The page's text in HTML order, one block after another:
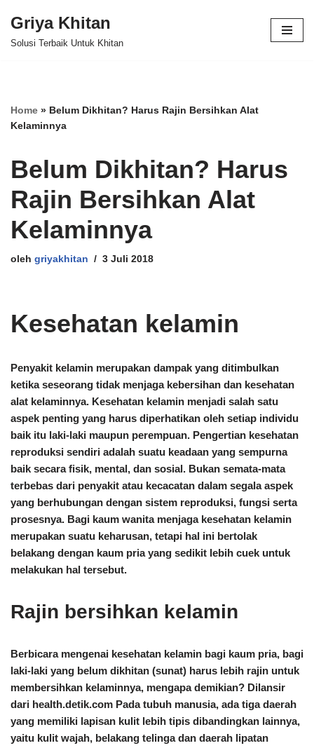
Lompat
Griya Khitan
Solusi Terbaik Untuk Khitan
Home » Belum Dikhitan? Harus Rajin Bersihkan Alat
Kelaminnya
Belum Dikhitan? Harus
Rajin Bersihkan Alat
Kelaminnya
oleh griyakhitan 3 Juli 2018
Kesehatan kelamin
Penyakit kelamin merupakan dampak yang ditimbulkan
ketika seseorang tidak menjaga kebersihan dan kesehatan
alat kelaminnya. Kesehatan kelamin menjadi salah satu
aspek penting yang harus diperhatikan oleh setiap individu
baik itu laki-laki maupun perempuan. Pengertian kesehatan
reproduksi sendiri adalah suatu keadaan yang sempurna
baik secara fisik, mental, dan sosial. Bukan semata-mata
terbebas dari penyakit atau kecacatan dalam segala aspek
yang berhubungan dengan sistem reproduksi, fungsi serta
prosesnya. Bagi kaum wanita menjaga kesehatan kelamin
merupakan suatu keharusan, tetapi hal ini bertolak
belakang dengan kaum pria yang sedikit lebih cuek untuk
melakukan hal tersebut.
Rajin bersihkan kelamin
Berbicara mengenai kesehatan kelamin bagi kaum pria, bagi
laki-laki yang belum dikhitan (sunat) harus lebih rajin untuk
membersihkan kelaminnya, mengapa demikian? Dilansir
dari health.detik.com Pada tubuh manusia, ada tiga daerah
yang memiliki lapisan kulit lebih tipis dibandingkan lainnya,
yaitu kulit wajah, belakang telinga dan daerah lipatan